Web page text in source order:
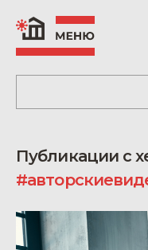
Публикации с